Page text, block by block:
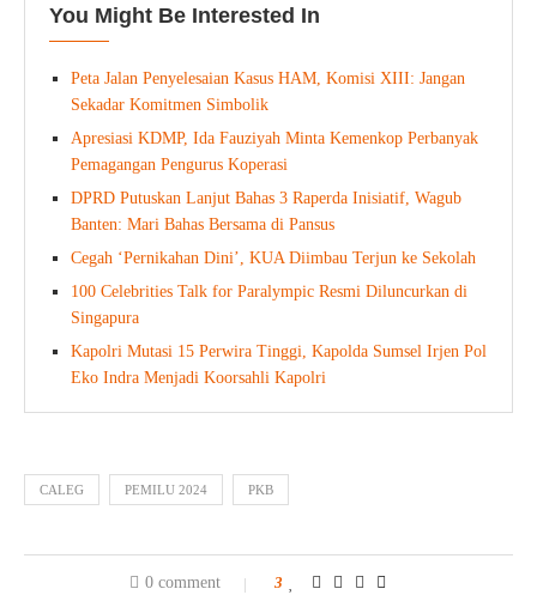
You Might Be Interested In
Peta Jalan Penyelesaian Kasus HAM, Komisi XIII: Jangan
Sekadar Komitmen Simbolik
Apresiasi KDMP, Ida Fauziyah Minta Kemenkop Perbanyak
Pemagangan Pengurus Koperasi
DPRD Putuskan Lanjut Bahas 3 Raperda Inisiatif, Wagub
Banten: Mari Bahas Bersama di Pansus
Cegah ‘Pernikahan Dini’, KUA Diimbau Terjun ke Sekolah
100 Celebrities Talk for Paralympic Resmi Diluncurkan di
Singapura
Kapolri Mutasi 15 Perwira Tinggi, Kapolda Sumsel Irjen Pol
Eko Indra Menjadi Koorsahli Kapolri
CALEG PEMILU 2024 PKB
0 comment 3